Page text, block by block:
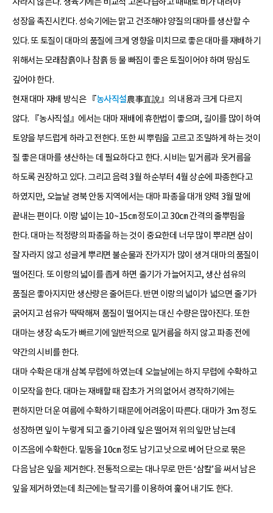
성장을 촉진시킨다. 성숙기에는 맑고 건조해야 양질의 대마를 생산할 수
있다. 또 토질이 대마의 품질에 크게 영향을 미치므로 좋은 대마를 재배하기
위해서는 모래참흙이나 참흙 등 물 빠짐이 좋은 토질이어야 하며 땅심도
깊어야 한다.
현재 대마 재배 방식은 『농사직설農事直說』의 내용과 크게 다르지
않다. 『농사직설』에서는 대마 재배에 휴한법이 좋으며, 길이를 많이 하여
토양을 부드럽게 하라고 전한다. 또한 씨 뿌림을 고르고 조밀하게 하는 것이
질 좋은 대마를 생산하는 데 필요하다고 한다. 시비는 밑거름과 웃거름을
하도록 권장하고 있다. 그리고 음력 3월 하순부터 4월 상순에 파종한다고
하였지만, 오늘날 경북 안동 지역에서는 대마 파종을 대개 양력 3월 말에
끝내는 편이다. 이랑 넓이는 10~15㎝ 정도이고 30㎝ 간격의 줄뿌림을
한다. 대마는 적정량의 파종을 하는 것이 중요한데 너무 많이 뿌리면 삼이
잘 자라지 않고 성글게 뿌리면 불순물과 잔가지가 많이 생겨 대마의 품질이
떨어진다. 또 이랑의 넓이를 좁게 하면 줄기가 가늘어지고, 생산 섬유의
품질은 좋아지지만 생산량은 줄어든다. 반면 이랑의 넓이가 넓으면 줄기가
굵어지고 섬유가 딱딱해져 품질이 떨어지는 대신 수량은 많아진다. 또한
대마는 생장 속도가 빠르기에 일반적으로 밑거름을 하지 않고 파종 전에
약간의 시비를 한다.
대마 수확은 대개 삼복 무렵에 하였는데 오늘날에는 하지 무렵에 수확하고
이모작을 한다. 대마는 재배할 때 잡초가 거의 없어서 경작하기에는
편하지만 더운 여름에 수확하기 때문에 어려움이 따른다. 대마가 3m 정도
성장하면 잎이 누렇게 되고 줄기 아래 잎은 떨어져 위의 잎만 남는데
이즈음에 수확한다. 밑동을 10㎝ 정도 남기고 낫으로 베어 단으로 묶은
다음 남은 잎을 제거한다. 전통적으로는 대나무로 만든 ‘삼칼’을 써서 남은
잎을 제거하였는데 최근에는 탈곡기를 이용하여 훑어 내기도 한다.